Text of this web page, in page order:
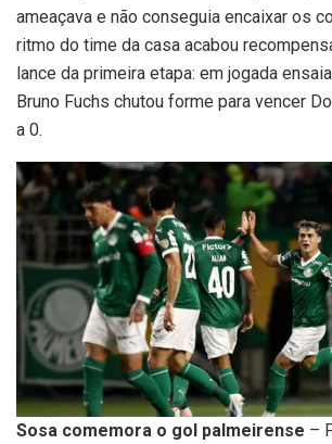
ameaçava e não conseguia encaixar os
ritmo do time da casa acabou
lance da primeira etapa: em jogada
Bruno Fuchs chutou forme para vencer
a 0.
Sosa comemora o gol palmeirense –